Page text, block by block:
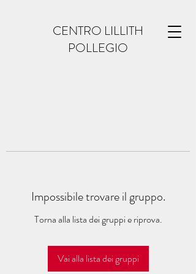
CENTRO LILLITH
POLLEGIO
Impossibile trovare il gruppo.
Torna alla lista dei gruppi e riprova.
Vai alla lista dei gruppi